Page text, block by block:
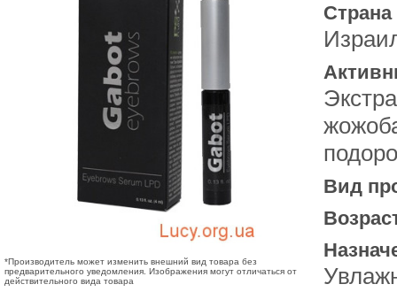
*Производитель может изменить внешний вид товара без
предварительного уведомления. Изображения могут отличаться от
действительного вида товара
Вид